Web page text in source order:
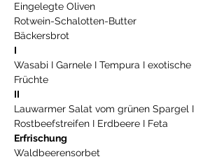
Eingelegte Oliven
Rotwein-Schalotten-Butter
Bäckersbrot
I
Wasabi I Garnele I Tempura I exotische
Früchte
II
Lauwarmer Salat vom grünen Spargel I
Rostbeefstreifen I Erdbeere I Feta
Erfrischung
Waldbeerensorbet